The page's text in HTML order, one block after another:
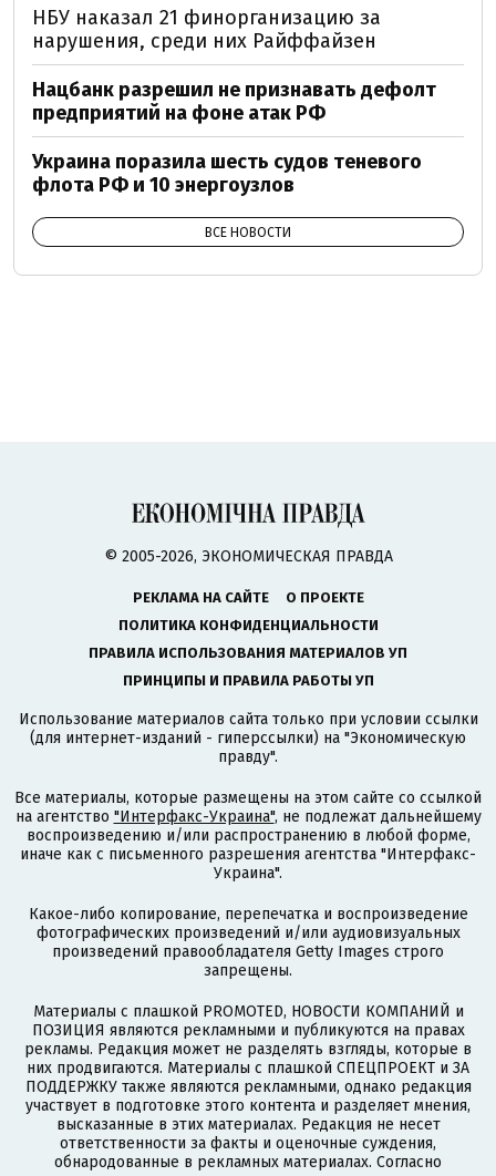
НБУ наказал 21 финорганизацию за
нарушения, среди них Райффайзен
Нацбанк разрешил не признавать дефолт
предприятий на фоне атак РФ
Украина поразила шесть судов теневого
флота РФ и 10 энергоузлов
ВСЕ НОВОСТИ
© 2005-2026, ЭКОНОМИЧЕСКАЯ ПРАВДА
РЕКЛАМА НА САЙТЕ
О ПРОЕКТЕ
ПОЛИТИКА КОНФИДЕНЦИАЛЬНОСТИ
ПРАВИЛА ИСПОЛЬЗОВАНИЯ МАТЕРИАЛОВ УП
ПРИНЦИПЫ И ПРАВИЛА РАБОТЫ УП
Использование материалов сайта только при условии ссылки
(для интернет-изданий - гиперссылки) на "Экономическую
правду".
Все материалы, которые размещены на этом сайте со ссылкой
на агентство "Интерфакс-Украина", не подлежат дальнейшему
воспроизведению и/или распространению в любой форме,
иначе как с письменного разрешения агентства "Интерфакс-
Украина".
Какое-либо копирование, перепечатка и воспроизведение
фотографических произведений и/или аудиовизуальных
произведений правообладателя Getty Images строго
запрещены.
Материалы с плашкой PROMOTED, НОВОСТИ КОМПАНИЙ и
ПОЗИЦИЯ являются рекламными и публикуются на правах
рекламы. Редакция может не разделять взгляды, которые в
них продвигаются. Материалы с плашкой СПЕЦПРОЕКТ и ЗА
ПОДДЕРЖКУ также являются рекламными, однако редакция
участвует в подготовке этого контента и разделяет мнения,
высказанные в этих материалах. Редакция не несет
ответственности за факты и оценочные суждения,
обнародованные в рекламных материалах. Согласно